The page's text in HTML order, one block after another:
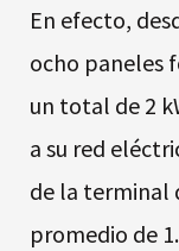
En efecto,
ocho paneles
un total de 2
a su red
de la terminal
promedio de